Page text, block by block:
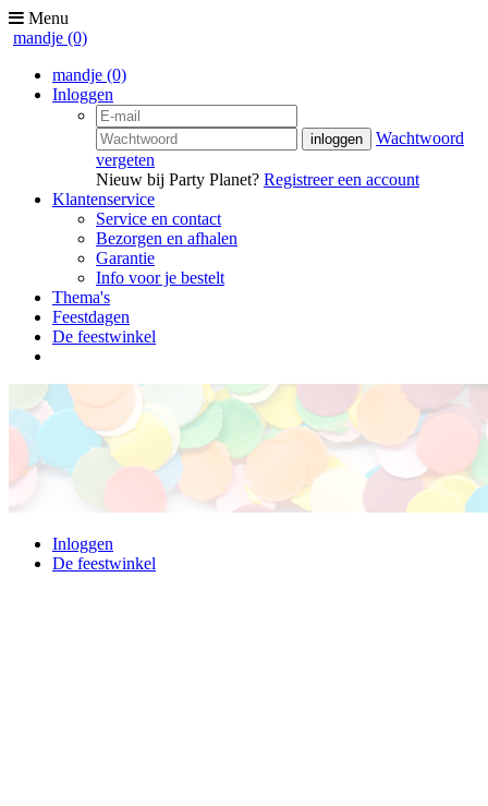
Menu
mandje (0)
mandje (0)
Inloggen
Wachtwoord
vergeten
Nieuw bij Party Planet? Registreer een account
Klantenservice
Service en contact
Bezorgen en afhalen
Garantie
Info voor je bestelt
Thema's
Feestdagen
De feestwinkel
Inloggen
De feestwinkel